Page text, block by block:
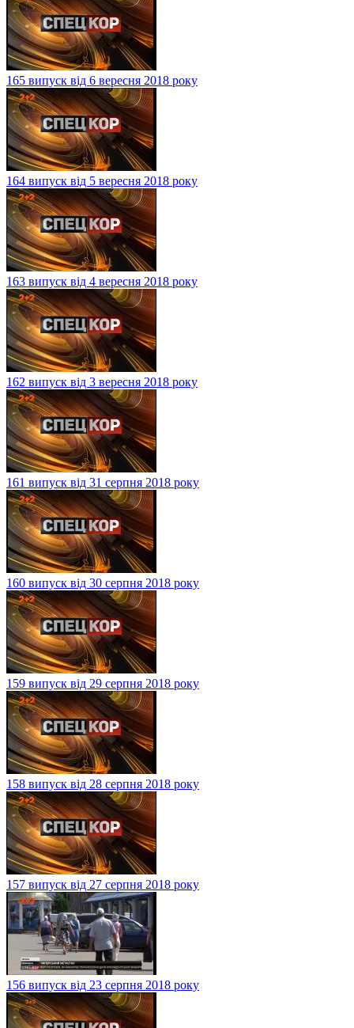
165 випуск від 6 вересня 2018 року
164 випуск від 5 вересня 2018 року
163 випуск від 4 вересня 2018 року
162 випуск від 3 вересня 2018 року
161 випуск від 31 серпня 2018 року
160 випуск від 30 серпня 2018 року
159 випуск від 29 серпня 2018 року
158 випуск від 28 серпня 2018 року
157 випуск від 27 серпня 2018 року
156 випуск від 23 серпня 2018 року